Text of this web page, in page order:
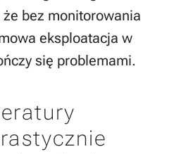
bez monitorowania
eksploatacja w
się problemami.